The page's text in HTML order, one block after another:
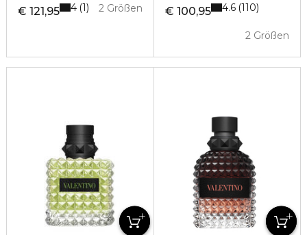
€ 121,95 2 Größen
4 1 € 100,95
2 Größen
4.6 110